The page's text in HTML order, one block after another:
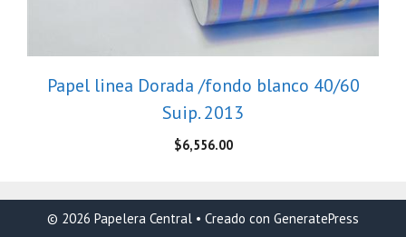
Papel linea Dorada /fondo blanco 40/60
Suip. 2013
$6,556.00
© 2026 Papelera Central • Creado con GeneratePress